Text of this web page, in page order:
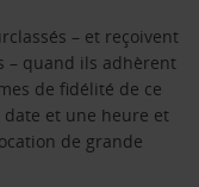
– et reçoivent
– quand ils adhèrent
de fidélité de ce
et une heure et
de grande